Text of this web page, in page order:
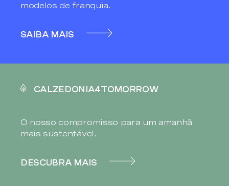
modelos de franquia.
SAIBA MAIS
CALZEDONIA4TOMORROW
O nosso compromisso para um amanhã
mais sustentável.
DESCUBRA MAIS